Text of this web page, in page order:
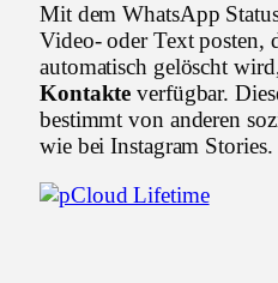
Mit dem WhatsApp
Video- oder Text posten,
automatisch gelöscht
Kontakte verfügbar.
bestimmt von anderen
wie bei Instagram Stories.